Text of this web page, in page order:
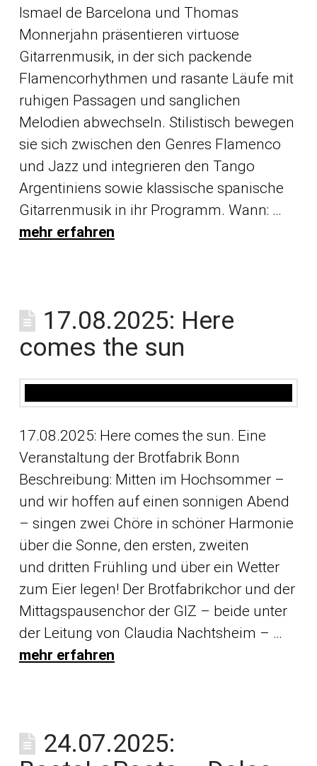
Ismael de Barcelona und Thomas
Monnerjahn präsentieren virtuose
Gitarrenmusik, in der sich packende
Flamencorhythmen und rasante Läufe mit
ruhigen Passagen und sanglichen
Melodien abwechseln. Stilistisch bewegen
sie sich zwischen den Genres Flamenco
und Jazz und integrieren den Tango
Argentiniens sowie klassische spanische
Gitarrenmusik in ihr Programm. Wann: …
mehr erfahren
17.08.2025: Here
comes the sun
17.08.2025: Here comes the sun. Eine
Veranstaltung der Brotfabrik Bonn
Beschreibung: Mitten im Hochsommer –
und wir hoffen auf einen sonnigen Abend
– singen zwei Chöre in schöner Harmonie
über die Sonne, den ersten, zweiten
und dritten Frühling und über ein Wetter
zum Eier legen! Der Brotfabrikchor und der
Mittagspausenchor der GIZ – beide unter
der Leitung von Claudia Nachtsheim – …
mehr erfahren
24.07.2025: